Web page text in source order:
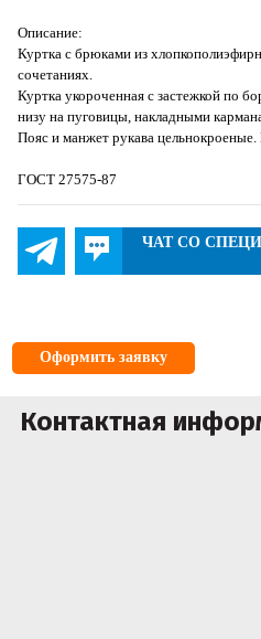
Описание:
Куртка с брюками из
сочетаниях.
Куртка укороченная с застежкой по
низу на пуговицы, накладными
Пояс и манжет рукава
ГОСТ 27575-87
ЧАТ СО
Оформить заявку
Контактная